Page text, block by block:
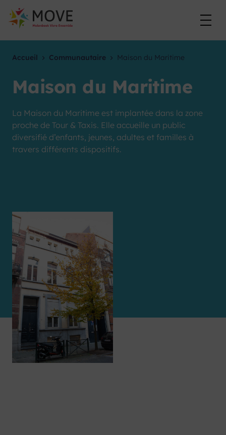
content
Accueil Communautaire Maison du Maritime
Maison du Maritime
La Maison du Maritime est implantée dans la zone
proche de Tour & Taxis. Elle accueille un public
diversifié d’enfants, jeunes, adultes et familles à
travers différents dispositifs.